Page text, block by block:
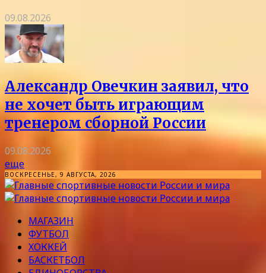
09.08.2026
Александр Овечкин заявил, что
не хочет быть играющим
тренером сборной России
09.08.2026
еще
ВОСКРЕСЕНЬЕ, 9 АВГУСТА, 2026
МАГАЗИН
ФУТБОЛ
ХОККЕЙ
БАСКЕТБОЛ